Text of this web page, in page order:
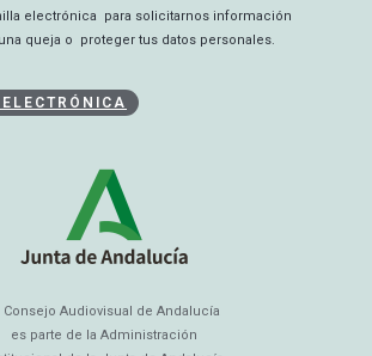
electrónica para solicitarnos información
queja o proteger tus datos personales.
Consejo Audiovisual de Andalucía
es parte de la Administración